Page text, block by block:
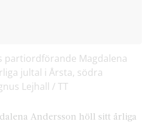
partiordförande Magdalena
jultal i Årsta, södra
Lejhall / TT
Andersson höll sitt årliga